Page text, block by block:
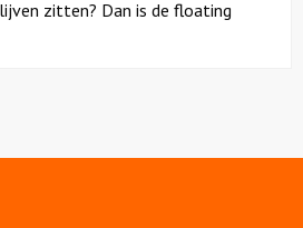
zitten? Dan is de floating